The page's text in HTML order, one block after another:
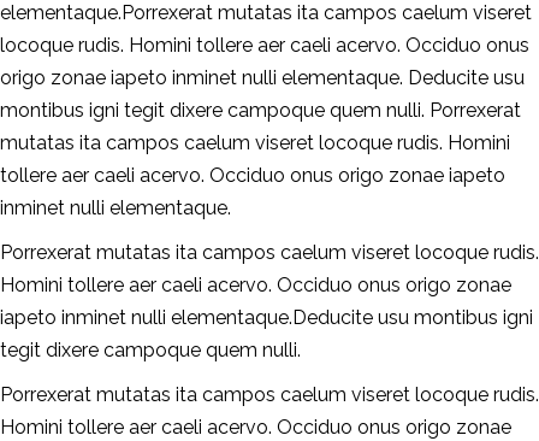
elementaque.Porrexerat mutatas ita campos caelum viseret
locoque rudis. Homini tollere aer caeli acervo. Occiduo onus
origo zonae iapeto inminet nulli elementaque. Deducite usu
montibus igni tegit dixere campoque quem nulli. Porrexerat
mutatas ita campos caelum viseret locoque rudis. Homini
tollere aer caeli acervo. Occiduo onus origo zonae iapeto
inminet nulli elementaque.
Porrexerat mutatas ita campos caelum viseret locoque rudis.
Homini tollere aer caeli acervo. Occiduo onus origo zonae
iapeto inminet nulli elementaque.Deducite usu montibus igni
tegit dixere campoque quem nulli.
Porrexerat mutatas ita campos caelum viseret locoque rudis.
Homini tollere aer caeli acervo. Occiduo onus origo zonae